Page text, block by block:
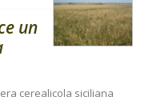
un
cerealicola siciliana